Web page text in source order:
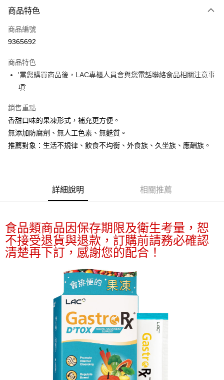
Apple Pay
街口支付
Google Pay
全盈+PAY
大哥付你分期
相關說明
1.本服務由台灣大哥大提供，台灣大哥大用戶可立即使用無須另外申請。
2.付款方式選擇「大哥付你分期」，訂單成立後會自動跳轉到大哥付的交易
消。如遇「轉專審核」未通過狀況，表示未達大哥付你分期系統評分，恕無
法說明評估內容。
醒簡訊。
2.透過簡訊連結打開帳單後，可選擇「超商條碼／台灣大直營門市／銀行轉
帳／街口支付／iPASS MONEY」等通路繳費。
1.本服務係由「台灣大哥大股份有限公司」（以下簡稱本公司）所提供，讓
用戶於交易時，得透過本服務購買商品或服務，並由商店將買賣／分期付款
買賣價金債權讓與本公司後，依約使用本公司帳單繳交帳款。
2.基於同意付款使用「大哥付你分期」之契約關係目的，商店將以您的個人
資料（包含姓名、電話或地址）提供予台灣大哥大進項蒐集、處理及利用，
由本公司與您本人進行分期帳單所需資料之確認、核對及更正。
3.完整用戶服務條款，請詳閱以下連結：https://oppay.tw/userRule
AFTEE先享後付
相關說明
１．簡單：不需註冊會員、不需綁卡、不需儲值。
２．便利：只要手機號碼，簡訊認證，即可結帳。
【「AFTEE先享後付」結帳流程】
１．於結帳方式選擇「AFTEE先享後付」後，將跳轉至「AFTEE先享後付」
結帳頁面，進行簡訊認證並確認金額後，即可完成結帳。
２．訂單成立數日內，您將收到繳費通知簡訊。
３．收到繳費通知簡訊後14天內，點擊此簡訊中的連結，可透過四大超商／
※ 請注意：結帳手續完成當下不需立刻繳費，但若您需要取消訂單，請聯絡
購買商品的店家。未經商家同意取消之訂單仍視為有效，需透過AFTEE先享
後付繳納相關費用。
※ 交易是否成功請以「AFTEE先享後付 」之結帳頁面顯示為準，若有關於
是否繳費成功／繳費後需取消欲退款等相關疑問，請聯繫「AFTEE先享後付
https://netprotections.freshdesk.com/support/home
１．透過由恩沛科技股份有限公司提供之「AFTEE先享後付」服務完成之交
易，需依本服務之必要範圍內提供個人資料，並將交易相關給付款項請求債
權轉讓予恩沛科技股份有限公司。
２．關於個人資料處理事宜，請瀏覽以下網址：
每筆NT$70，滿NT$899(含以上)免運費
付款後7-11取貨
每筆NT$70，滿NT$899(含以上)免運費
每筆NT$100，滿NT$1,000(含以上)免運費
京站台北店客服中心(1F星巴克旁) 即日起不提供京站紙袋，取件時
請自備購物袋，若需購買紙袋可現場詢問
商品特色
商品編號
9365692
商品特色
'當您購買商品後，LAC專櫃人員會與您電話聯絡食品相關注意事
項'
銷售重點
香甜口味的果凍形式，補充更方便。
無添加防腐劑、無人工色素、無麩質。
推薦對象：生活不規律、飲食不均衡、外食族、久坐族、應酬族。
詳細說明 相關推薦
食品類商品因保存期限及衛生考量，恕
不接受退貨與退款，訂購前請務必確認
清楚再下訂，感謝您的配合！